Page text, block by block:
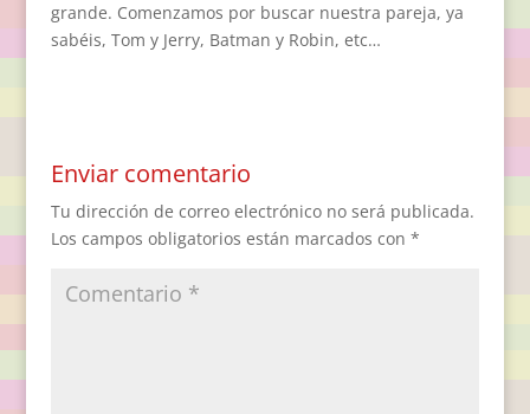
grande. Comenzamos por buscar nuestra pareja, ya
sabéis, Tom y Jerry, Batman y Robin, etc…
Enviar comentario
Tu dirección de correo electrónico no será publicada.
Los campos obligatorios están marcados con *